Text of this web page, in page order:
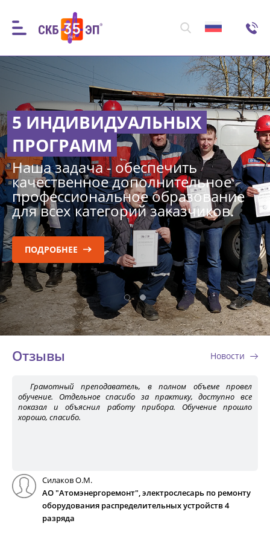
5 ИНДИВИДУАЛЬНЫХ
ПРОГРАММ
Наша задача - обеспечить
качественное дополнительное
профессиональное образование
для всех категорий заказчиков.
ПОДРОБНЕЕ
Отзывы Новости
Грамотный преподаватель, в полном объеме провел
обучение. Отдельное спасибо за практику, доступно все
показал и объяснил работу прибора. Обучение прошло
хорошо, спасибо.
Силаков О.М.
АО "Атомэнергоремонт", электрослесарь по ремонту
оборудования распределительных устройств 4
разряда